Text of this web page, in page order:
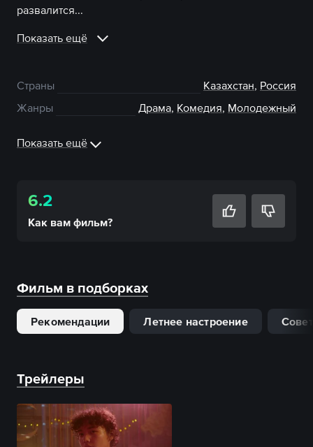
развалится...
Показать ещё
Страны Казахстан, Россия
Жанры
Драма, Комедия, Молодежный
Показать ещё
6.2
Как вам фильм?
Фильм в подборках
Рекомендации Летнее настроение
Трейлеры